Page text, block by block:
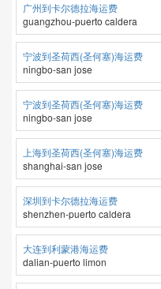
广州到卡尔德拉海运费
guangzhou-puerto caldera
宁波到圣荷西(圣何塞)海运费
ningbo-san jose
宁波到圣荷西(圣何塞)海运费
ningbo-san jose
上海到圣荷西(圣何塞)海运费
shanghai-san jose
深圳到卡尔德拉海运费
shenzhen-puerto caldera
大连到利蒙港海运费
dalian-puerto limon